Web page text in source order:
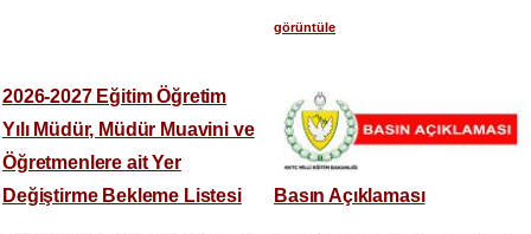
görüntüle
2026-2027 Eğitim Öğretim
Yılı Müdür, Müdür Muavini ve
Öğretmenlere ait Yer
Değiştirme Bekleme Listesi
Basın Açıklaması